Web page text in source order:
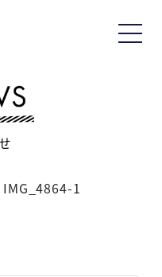
IMG_4864-1